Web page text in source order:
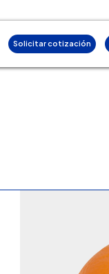
Solicitar cotización